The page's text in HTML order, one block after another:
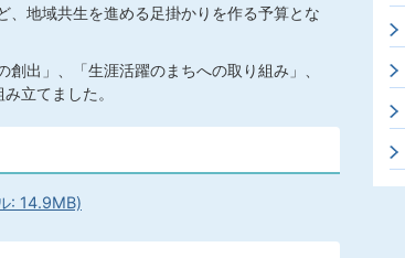
、地域共生を進める足掛かりを作る予算とな
出」、「生涯活躍のまちへの取り組み」、
立てました。
: 14.9MB)